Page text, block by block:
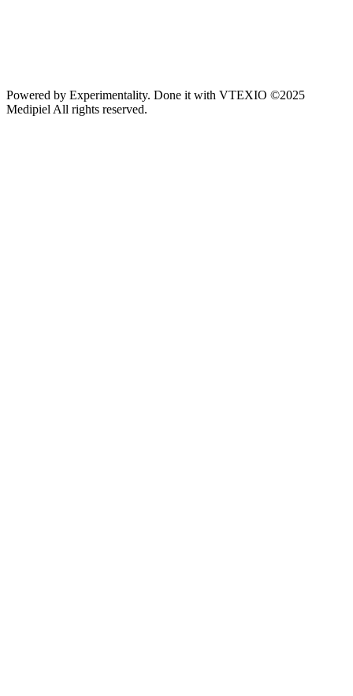
Powered by Experimentality. Done it with VTEXIO ©2025
Medipiel All rights reserved.